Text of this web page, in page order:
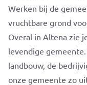
Werken bij de
vruchtbare grond
Overal in Altena zie
levendige
landbouw, de
onze gemeente zo